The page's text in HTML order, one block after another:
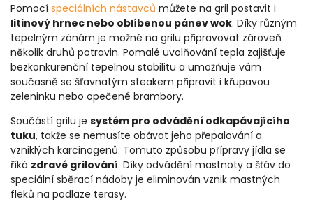
Pomocí speciálních nástavců můžete na gril postavit i
litinový hrnec nebo oblíbenou pánev wok. Díky různým
tepelným zónám je možné na grilu připravovat zároveň
několik druhů potravin. Pomalé uvolňování tepla zajišťuje
bezkonkurenční tepelnou stabilitu a umožňuje vám
současně se šťavnatým steakem připravit i křupavou
zeleninku nebo opečené brambory.
Součástí grilu je systém pro odvádění odkapávajícího
tuku, takže se nemusíte obávat jeho přepalování a
vzniklých karcinogenů. Tomuto způsobu přípravy jídla se
říká zdravé grilování. Díky odvádění mastnoty a šťáv do
speciální sběrací nádoby je eliminován vznik mastných
fleků na podlaze terasy.